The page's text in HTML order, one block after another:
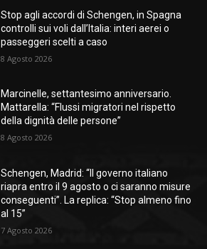
Stop agli accordi di Schengen, in Spagna
controlli sui voli dall’Italia: interi aerei o
passeggeri scelti a caso
8 Agosto 2026
Marcinelle, settantesimo anniversario.
Mattarella: “Flussi migratori nel rispetto
della dignità delle persone”
8 Agosto 2026
Schengen, Madrid: “Il governo italiano
riapra entro il 9 agosto o ci saranno misure
conseguenti”. La replica: “Stop almeno fino
al 15”
7 Agosto 2026